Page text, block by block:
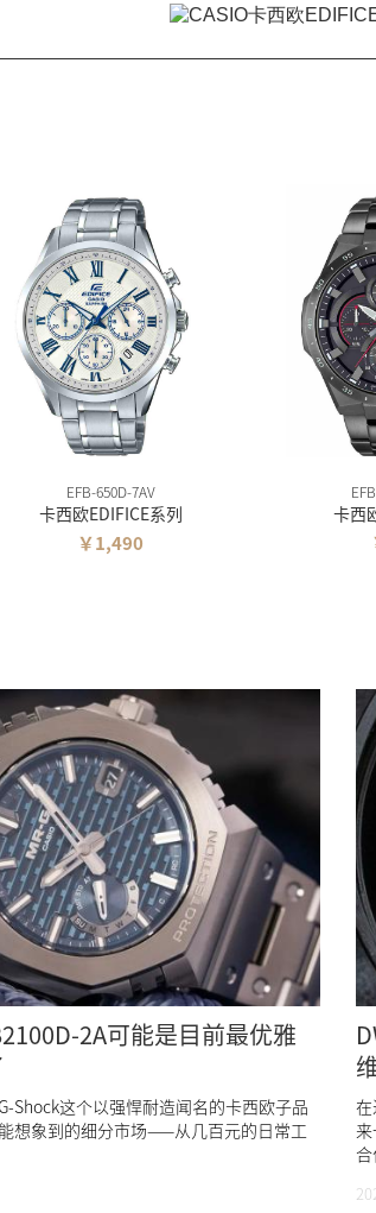
EFB-650D-7AV
卡西欧EDIFICE系列
￥1,490
卡西
2A可能是目前最优雅
Shock这个以强悍耐造闻名的卡西欧子品
想象到的细分市场——从几百元的日常工